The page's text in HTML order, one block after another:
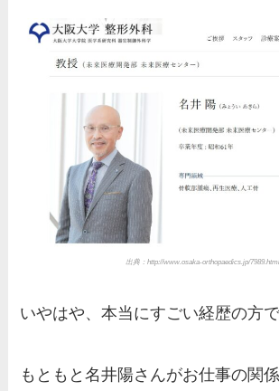
出典：http://www.osaka-orthopaedics.jp/7989.html
いやはや、本当にすごい経歴の方で
もともと名井陽さんがお仕事の関